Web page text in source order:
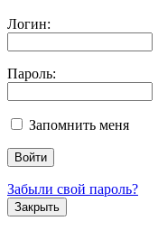
Логин:
Пароль:
Запомнить меня
Забыли свой пароль?
Закрыть